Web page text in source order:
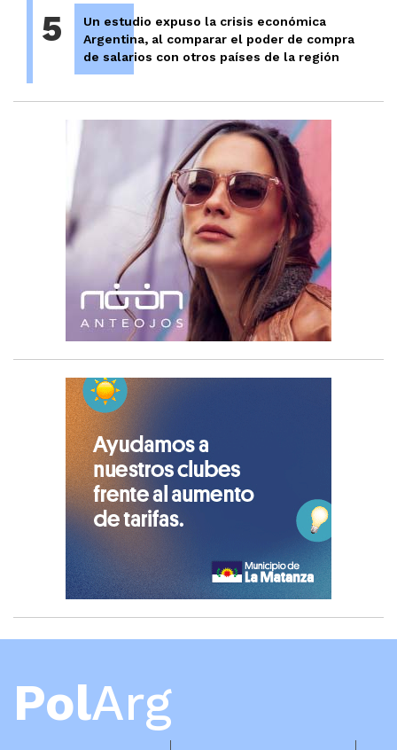
5
Un estudio expuso la crisis económica
Argentina, al comparar el poder de compra
de salarios con otros países de la región
PolArg